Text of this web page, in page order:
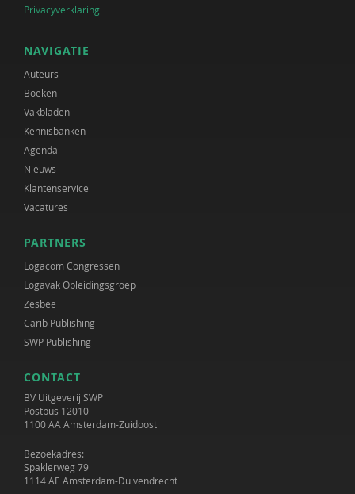
Privacyverklaring
NAVIGATIE
Auteurs
Boeken
Vakbladen
Kennisbanken
Agenda
Nieuws
Klantenservice
Vacatures
PARTNERS
Logacom Congressen
Logavak Opleidingsgroep
Zesbee
Carib Publishing
SWP Publishing
CONTACT
BV Uitgeverij SWP
Postbus 12010
1100 AA Amsterdam-Zuidoost
Bezoekadres:
Spaklerweg 79
1114 AE Amsterdam-Duivendrecht